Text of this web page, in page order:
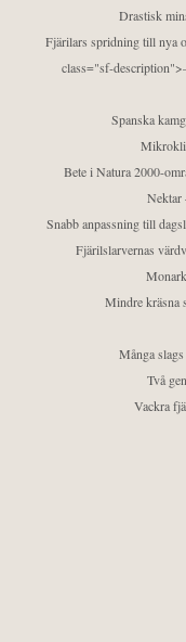
Drastisk
Fjärilars spridning till nya
class="sf-
Spanska
Bete i Natura 2000-
Nektar
Snabb anpassning till
Fjärilslarvernas
Mindre kräsna
Många
Två
Vackra